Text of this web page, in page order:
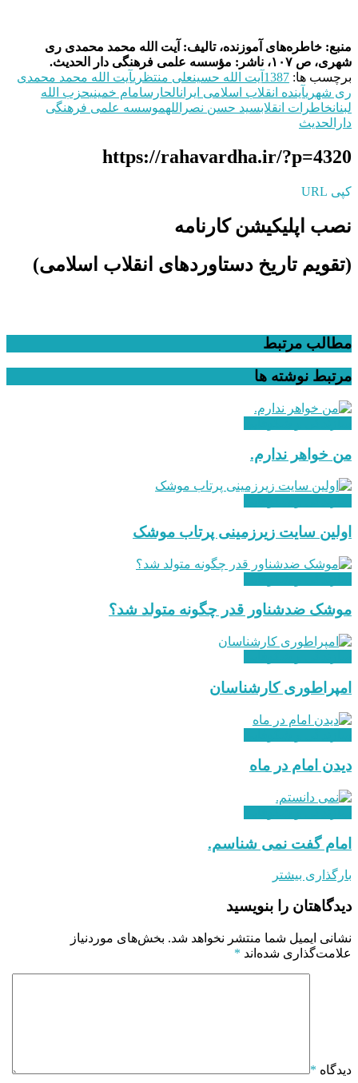
منبع: خاطره‌های آموزنده، تالیف: آیت الله محمد محمدی ری
شهری، ص ۱۰۷، ناشر: مؤسسه علمی فرهنگی دار الحدیث.
برچسب ها: 1387 آیت الله حسینعلی منتظریآیت الله محمد محمدی
ری شهریآینده انقلاب اسلامی ایرانالحارسامام خمینیحزب الله
لبنانخاطرات انقلابسید حسن نصراللهموسسه علمی فرهنگی
دارالحدیث
https://rahavardha.ir/?p=4320
کپی URL
نصب اپلیکیشن کارنامه
(تقویم تاریخ دستاوردهای انقلاب اسلامی​)
مطالب مرتبط
مرتبط نوشته ها
من خواهر ندارم.
اولین سایت زیرزمینی پرتاب موشک
موشک ضدشناور قدر چگونه متولد شد؟
امپراطوری کارشناسان
دیدن امام در ماه
امام گفت نمی شناسم.
بارگذاری بیشتر
دیدگاهتان را بنویسید
نشانی ایمیل شما منتشر نخواهد شد. بخش‌های موردنیاز
علامت‌گذاری شده‌اند *
دیدگاه *